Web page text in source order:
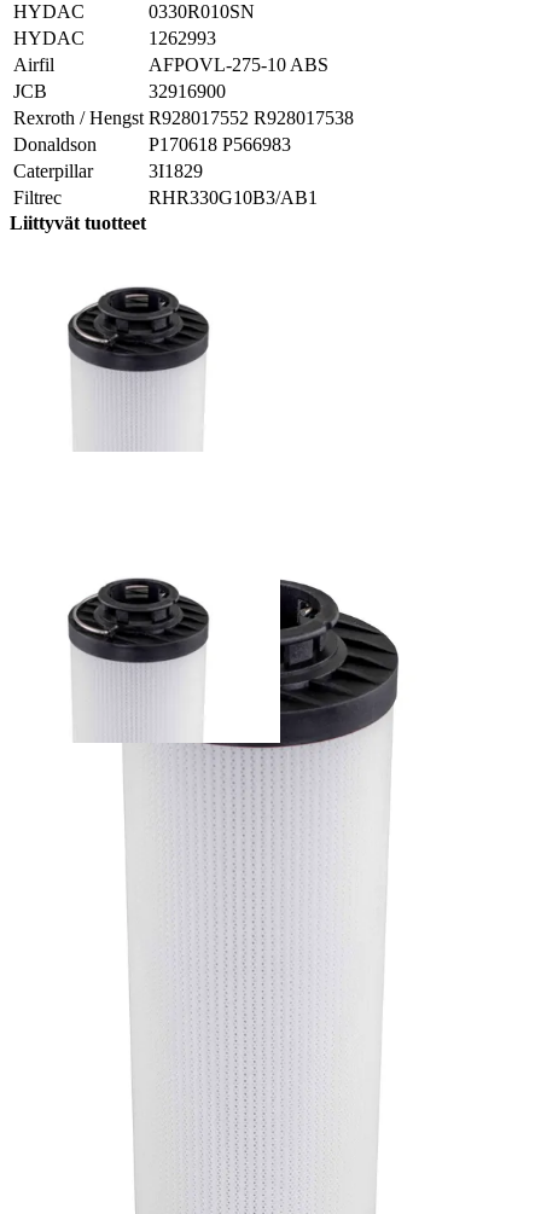
HYDAC
0330R010SN
HYDAC
1262993
Airfil
AFPOVL-275-10 ABS
JCB
32916900
Rexroth / Hengst R928017552 R928017538
Donaldson
P170618 P566983
Caterpillar
3I1829
Filtrec
RHR330G10B3/AB1
Liittyvät tuotteet
938282Q - Parker suodatinelementti
Suunnitteluratkaisut
Hydrauliikkaletkut
Kokoonpano ja räätälöinti
Digitaaliset tilauskanavat
Ennakoiva kartoitus
Sähköteholaskuri
Virtausnopeuslaskuri
Hammaspyöräpumpun tilavuuslaskuri